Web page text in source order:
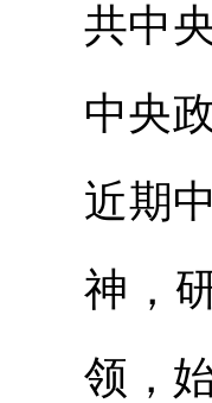
共中
中央
近期
神，
领，